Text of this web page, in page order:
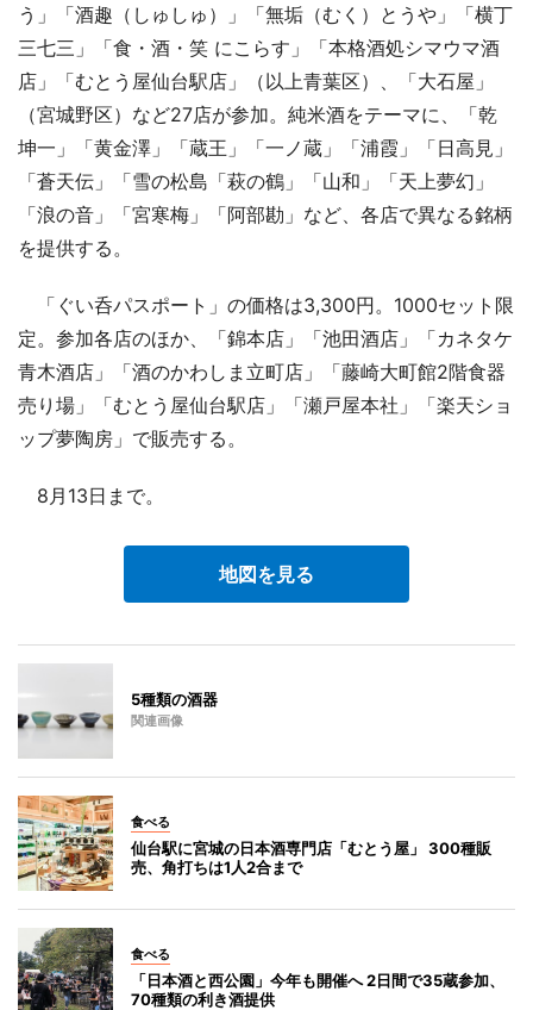
う」「酒趣（しゅしゅ）」「無垢（むく）とうや」「横丁
三七三」「食・酒・笑 にこらす」「本格酒処シマウマ酒
店」「むとう屋仙台駅店」（以上青葉区）、「大石屋」
（宮城野区）など27店が参加。純米酒をテーマに、「乾
坤一」「黄金澤」「蔵王」「一ノ蔵」「浦霞」「日高見」
「蒼天伝」「雪の松島「萩の鶴」「山和」「天上夢幻」
「浪の音」「宮寒梅」「阿部勘」など、各店で異なる銘柄
を提供する。
「ぐい呑パスポート」の価格は3,300円。1000セット限
定。参加各店のほか、「錦本店」「池田酒店」「カネタケ
青木酒店」「酒のかわしま立町店」「藤崎大町館2階食器
売り場」「むとう屋仙台駅店」「瀬戸屋本社」「楽天ショ
ップ夢陶房」で販売する。
8月13日まで。
地図を見る
5種類の酒器
関連画像
食べる
仙台駅に宮城の日本酒専門店「むとう屋」 300種販
売、角打ちは1人2合まで
食べる
「日本酒と西公園」今年も開催へ 2日間で35蔵参加、
70種類の利き酒提供